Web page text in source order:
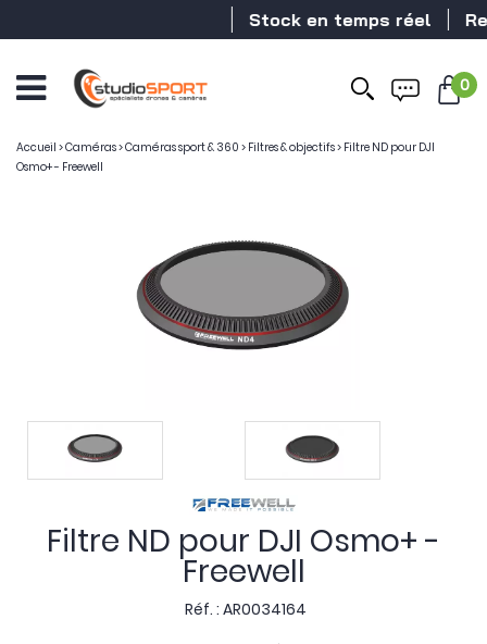
Stock en temps réel
0
Accueil >Caméras>Caméras sport & 360 > Filtres & objectifs> Filtre ND pour DJI
Osmo+ - Freewell
Filtre ND pour DJI Osmo+ -
Freewell
Réf. : AR0034164